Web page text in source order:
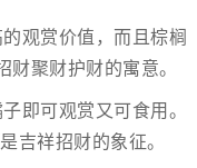
观赏价值，而且棕榈
聚财护财的寓意。
即可观赏又可食用。
吉祥招财的象征。